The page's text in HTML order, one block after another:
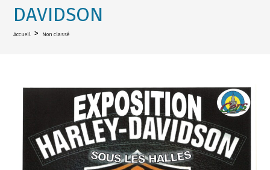
DAVIDSON
Accueil > Non classé